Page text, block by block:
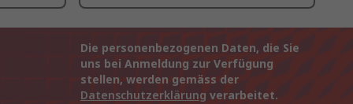
Die personenbezogenen Daten, die Sie
uns bei Anmeldung zur Verfügung
stellen, werden gemäss der
Datenschutzerklärung verarbeitet.